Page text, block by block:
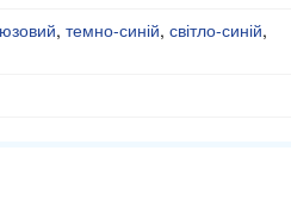
, темно-синій, світло-синій,